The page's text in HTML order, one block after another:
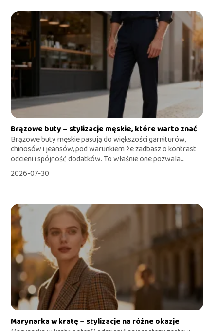
Brązowe buty – stylizacje męskie, które warto znać
Brązowe buty męskie pasują do większości garniturów,
chinosów i jeansów, pod warunkiem że zadbasz o kontrast
odcieni i spójność dodatków. To właśnie one pozwala...
2026-07-30
Marynarka w kratę – stylizacje na różne okazje